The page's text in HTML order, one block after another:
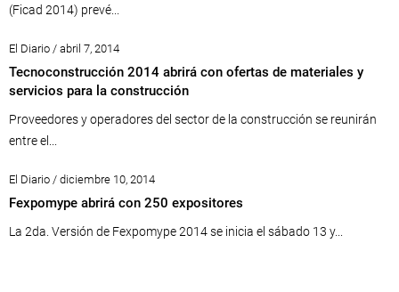
(Ficad 2014) prevé...
El Diario / abril 7, 2014
Tecnoconstrucción 2014 abrirá con ofertas de materiales y
servicios para la construcción
Proveedores y operadores del sector de la construcción se reunirán
entre el...
El Diario / diciembre 10, 2014
Fexpomype abrirá con 250 expositores
La 2da. Versión de Fexpomype 2014 se inicia el sábado 13 y...